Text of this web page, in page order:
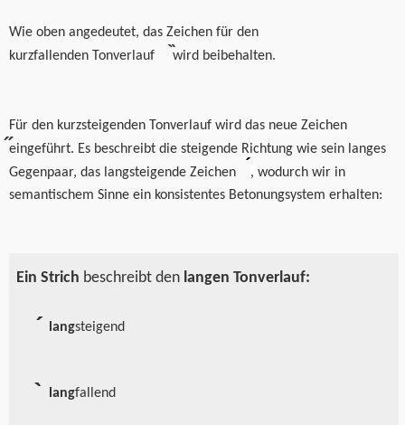
Wie oben angedeutet, das Zeichen für den
kurzfallenden Tonverlauf wird beibehalten.
Für den kurzsteigenden Tonverlauf wird das neue Zeichen
eingeführt. Es beschreibt die steigende Richtung wie sein langes
Gegenpaar, das langsteigende Zeichen , wodurch wir in
semantischem Sinne ein konsistentes Betonungsystem erhalten:
Ein Strich beschreibt den langen Tonverlauf:
langsteigend
langfallend